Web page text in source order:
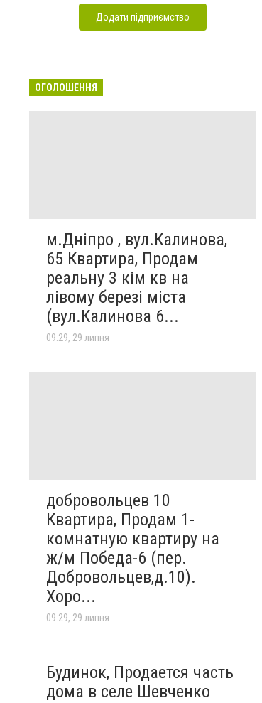
Додати підприємство
ОГОЛОШЕННЯ
м.Дніпро , вул.Калинова,
65 Квартира, Продам
реальну 3 кім кв на
лівому березі міста
(вул.Калинова 6...
09:29, 29 липня
добровольцев 10
Квартира, Продам 1-
комнатную квартиру на
ж/м Победа-6 (пер.
Добровольцев,д.10).
Хоро...
09:29, 29 липня
Будинок, Продается часть
дома в селе Шевченко